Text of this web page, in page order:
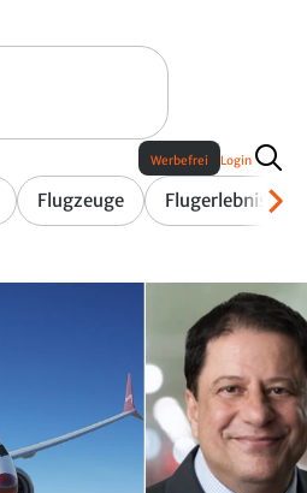
Flugzeuge Flugerlebnis
Werbefrei Login